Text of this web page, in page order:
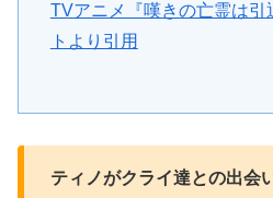
TVアニメ『嘆きの亡霊は引
トより引用
ティノがクライ達との出会